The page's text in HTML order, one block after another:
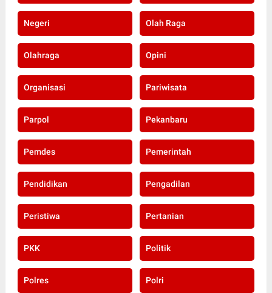
Negeri Olah Raga
Olahraga Opini
Organisasi Pariwisata
Parpol Pekanbaru
Pemdes Pemerintah
Pendidikan Pengadilan
Peristiwa Pertanian
PKK Politik
Polres Polri